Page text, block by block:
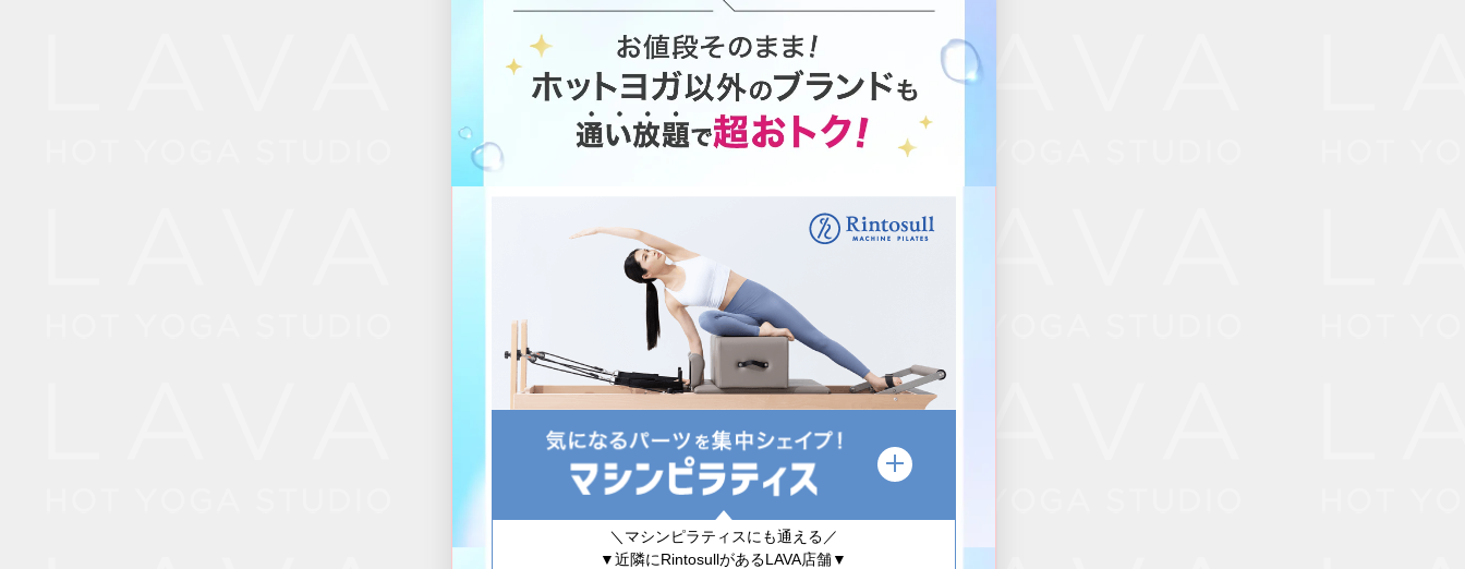
＼マシンピラティスにも通える／
▼近隣にRintosullがあるLAVA店舗▼